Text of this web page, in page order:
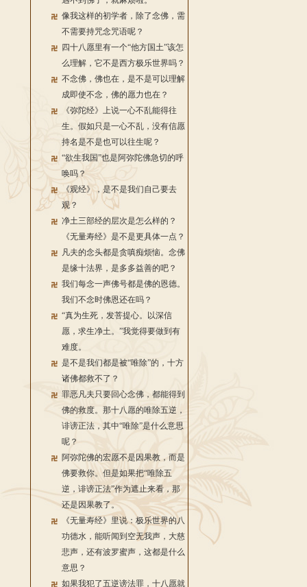
像我这样的初学者，除了念佛，需
不需要持咒念咒语呢？
四十八愿里有一个“他方国土”该怎
么理解，它不是西方极乐世界吗？
不念佛，佛也在，是不是可以理解
成即使不念，佛的愿力也在？
《弥陀经》上说一心不乱能得往
生。假如只是一心不乱，没有信愿
持名是不是也可以往生呢？
“欲生我国”也是阿弥陀佛急切的呼
唤吗？
《观经》，是不是我们自己要去
观？
净土三部经的层次是怎么样的？
《无量寿经》是不是更具体一点？
凡夫的念头都是贪嗔痴烦恼。念佛
是缘十法界，是多多益善的吧？
我们每念一声佛号都是佛的恩德。
我们不念时佛恩还在吗？
“真为生死，发菩提心。以深信
愿，求生净土。”我觉得要做到有
难度。
是不是我们都是被“唯除”的，十方
诸佛都救不了？
罪恶凡夫只要回心念佛，都能得到
佛的救度。那十八愿的唯除五逆，
诽谤正法，其中“唯除”是什么意思
呢？
阿弥陀佛的宏愿不是因果教，而是
佛要救你。但是如果把“唯除五
逆，诽谤正法”作为遮止来看，那
还是因果教了。
《无量寿经》里说：极乐世界的八
功德水，能听闻到空无我声，大慈
悲声，还有波罗蜜声，这都是什么
意思？
如果我犯了五逆谤法罪，十八愿就